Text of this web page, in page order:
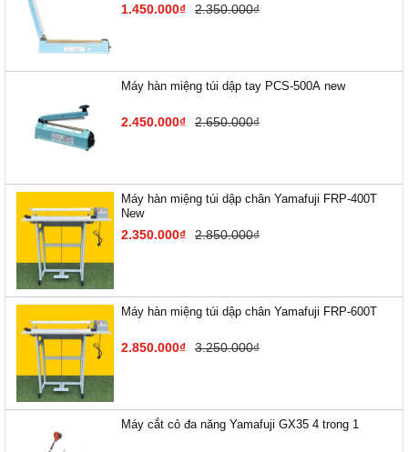
1.450.000₫ 2.350.000₫
Máy hàn miệng túi dập tay PCS-500A new
2.450.000₫ 2.650.000₫
Máy hàn miệng túi dập chân Yamafuji FRP-400T
New
2.350.000₫ 2.850.000₫
Máy hàn miệng túi dập chân Yamafuji FRP-600T
2.850.000₫ 3.250.000₫
Máy cắt cỏ đa năng Yamafuji GX35 4 trong 1